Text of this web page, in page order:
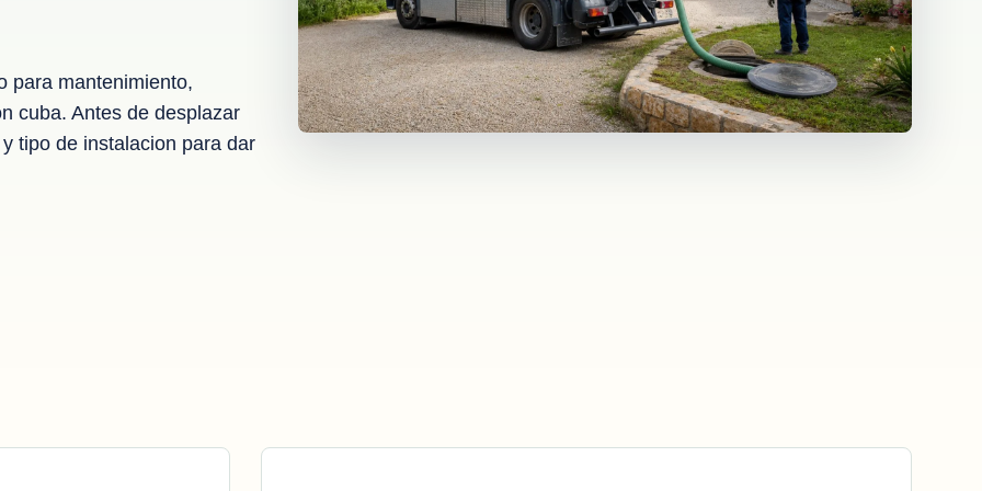
para mantenimiento,
cuba. Antes de desplazar
tipo de instalacion para dar